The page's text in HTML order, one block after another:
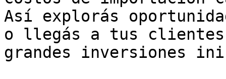
Así explorás
o llegás a tus
grandes inversiones